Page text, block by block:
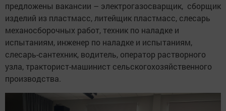
предложены вакансии – электрогазосварщик, сборщик
изделий из пластмасс, литейщик пластмасс, слесарь
механосборочных работ, техник по наладке и
испытаниям, инженер по наладке и испытаниям,
слесарь-сантехник, водитель, оператор растворного
узла, тракторист-машинист сельскогохозяйственного
производства.